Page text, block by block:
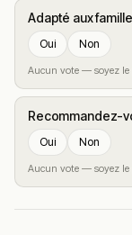
Adapté aux
Oui Non
Aucun vote — soyez le
Recommandez-
Oui Non
Aucun vote — soyez le